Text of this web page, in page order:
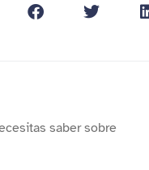
saber sobre